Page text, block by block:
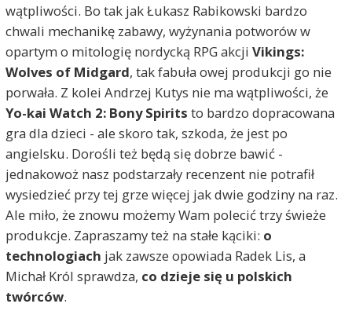
wątpliwości. Bo tak jak Łukasz Rabikowski bardzo
chwali mechanikę zabawy, wyżynania potworów w
opartym o mitologię nordycką RPG akcji Vikings:
Wolves of Midgard, tak fabuła owej produkcji go nie
porwała. Z kolei Andrzej Kutys nie ma wątpliwości, że
Yo-kai Watch 2: Bony Spirits to bardzo dopracowana
gra dla dzieci - ale skoro tak, szkoda, że jest po
angielsku. Dorośli też będą się dobrze bawić -
jednakowoż nasz podstarzały recenzent nie potrafił
wysiedzieć przy tej grze więcej jak dwie godziny na raz.
Ale miło, że znowu możemy Wam polecić trzy świeże
produkcje. Zapraszamy też na stałe kąciki: o
technologiach jak zawsze opowiada Radek Lis, a
Michał Król sprawdza, co dzieje się u polskich
twórców.